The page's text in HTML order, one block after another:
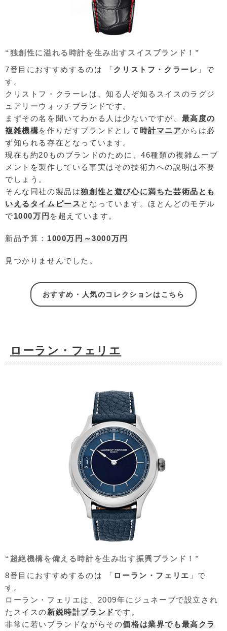
“独創性に溢れる時計を生み出すスイスブランド！”
7番目におすすめするのは 「クリストフ・クラーレ 」で
す。
クリストフ・クラーレは、知る人ぞ知るスイスのラグジ
ュアリーウォッチブランドです。
まずその名を聞いてわかる人は少ないですが、 最高度の
複雑機構を作りだすブランドとして 時計マニアからは必
ず知られる存在となっています。
現在も約20ものブランドのために、46種類の複雑ムーブ
メントを製作している事実はその技術力への説明は不要
でしょう。
そんな同社の製品は独創性と遊び心に満ちた芸術品とも
いえるタイムピース となっています。ほとんどのモデル
で1000万円 を超えています。
新品予算： 1000万円～3000万円
見つかりませんでした。
おすすめ・人気のコレクションはこちら
ローラン・フェリエ
“超絶機構を備える時計を生み出す振興ブランド！”
8番目におすすめするのは 「 ローラン・フェリエ 」で
す。
ローラン・フェリエは、2009年にジュネーブで設立され
たスイスの新鋭時計ブランド です。
非常に若いブランドながらその価格は業界でも最高クラ